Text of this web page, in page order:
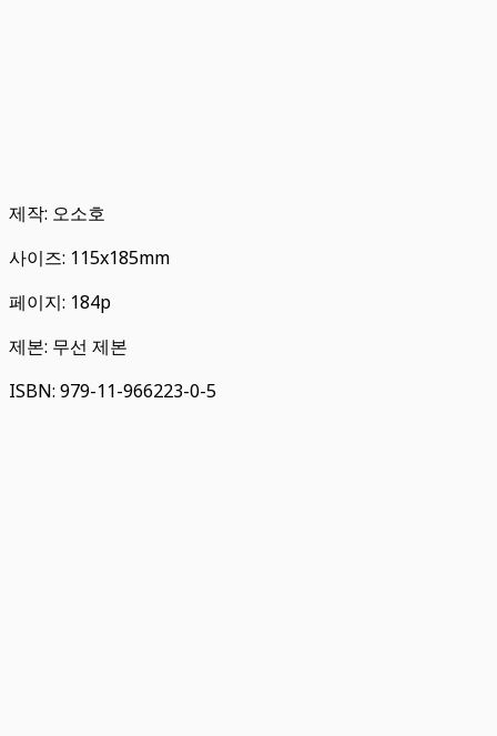
제작: 오소호
사이즈: 115x185mm
페이지: 184p
제본: 무선 제본
ISBN: 979-11-966223-0-5